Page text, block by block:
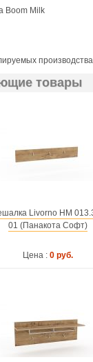
Boom Milk
товары
Livorno НМ
01 (Панакота Софт)
Цена : 0 руб.